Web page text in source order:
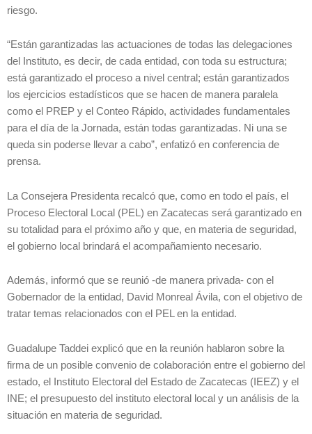
riesgo.
“Están garantizadas las actuaciones de todas las delegaciones
del Instituto, es decir, de cada entidad, con toda su estructura;
está garantizado el proceso a nivel central; están garantizados
los ejercicios estadísticos que se hacen de manera paralela
como el PREP y el Conteo Rápido, actividades fundamentales
para el día de la Jornada, están todas garantizadas. Ni una se
queda sin poderse llevar a cabo”, enfatizó en conferencia de
prensa.
La Consejera Presidenta recalcó que, como en todo el país, el
Proceso Electoral Local (PEL) en Zacatecas será garantizado en
su totalidad para el próximo año y que, en materia de seguridad,
el gobierno local brindará el acompañamiento necesario.
Además, informó que se reunió -de manera privada- con el
Gobernador de la entidad, David Monreal Ávila, con el objetivo de
tratar temas relacionados con el PEL en la entidad.
Guadalupe Taddei explicó que en la reunión hablaron sobre la
firma de un posible convenio de colaboración entre el gobierno del
estado, el Instituto Electoral del Estado de Zacatecas (IEEZ) y el
INE; el presupuesto del instituto electoral local y un análisis de la
situación en materia de seguridad.